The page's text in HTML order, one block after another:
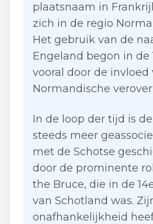
plaatsnaam in
zich in de regio
Het gebruik van de
Engeland begon in de
vooral door de invloed
Normandische
In de loop der tijd is
steeds meer
met de Schotse
door de prominente
the Bruce, die in de
van Schotland was.
onafhankelijkheid